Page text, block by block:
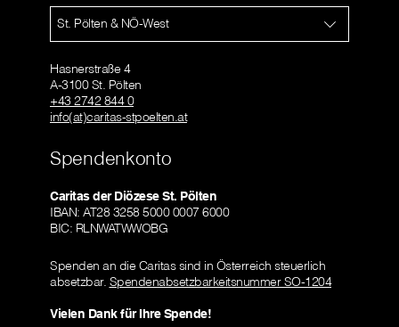
St. Pölten & NÖ-West
Hasnerstraße 4
A-3100 St. Pölten
+43 2742 844 0
info(at)caritas-stpoelten.at
Spendenkonto
Caritas der Diözese St. Pölten
IBAN: AT28 3258 5000 0007 6000
BIC: RLNWATWWOBG
Spenden an die Caritas sind in Österreich steuerlich
absetzbar. Spendenabsetzbarkeitsnummer SO-1204
Vielen Dank für Ihre Spende!